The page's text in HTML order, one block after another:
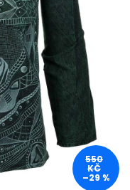
550
KČ
–29 %